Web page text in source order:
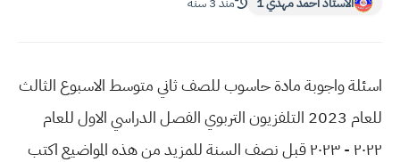
اسئلة واجوبة مادة حاسوب للصف ثاني متوسط الاسبوع الثالث
للعام 2023 التلفزيون التربوي الفصل الدراسي الاول للعام
٢٠٢٢ - ٢٠٢٣ قبل نصف السنة للمزيد من هذه المواضيع اكتب